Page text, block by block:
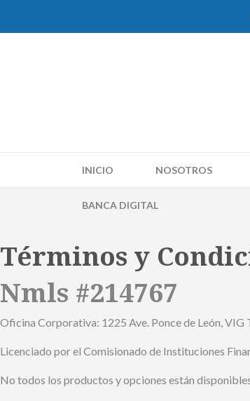
INICIO NOSOTROS
BANCA DIGITAL
Términos y
Nmls #214767
Oficina Corporativa: 1225 Ave. Ponce de León, VIG
Licenciado por el Comisionado de Instituciones
No todos los productos y opciones están